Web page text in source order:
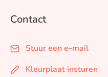
Contact
Stuur een e-mail
Kleurplaat insturen